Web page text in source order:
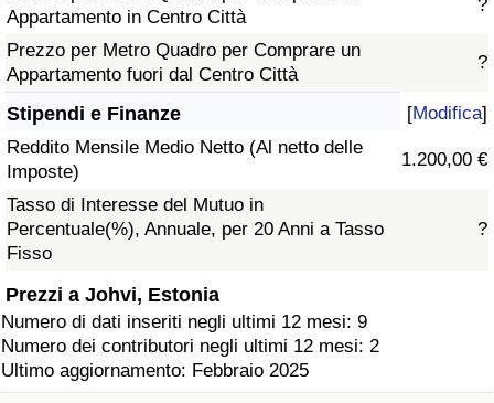
Appartamento in Centro Città
?
Prezzo per Metro Quadro per Comprare un
Appartamento fuori dal Centro Città
?
Stipendi e Finanze [Modifica]
Reddito Mensile Medio Netto (Al netto delle
Imposte)
1.200,00 €
Tasso di Interesse del Mutuo in
Percentuale(%), Annuale, per 20 Anni a Tasso
Fisso
?
Prezzi a Johvi, Estonia
Numero di dati inseriti negli ultimi 12 mesi: 9
Numero dei contributori negli ultimi 12 mesi: 2
Ultimo aggiornamento: Febbraio 2025